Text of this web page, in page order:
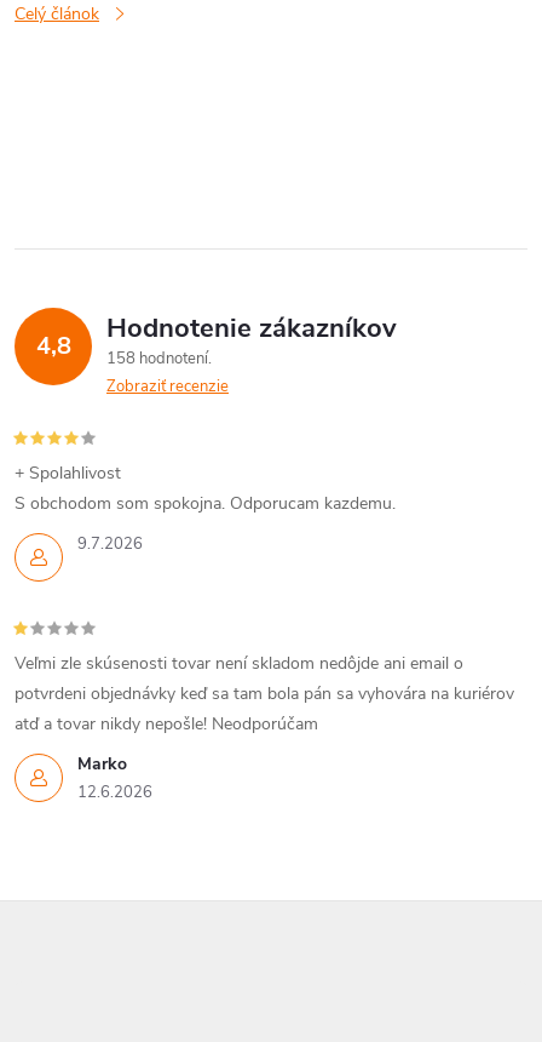
Celý článok
l
d
a
c
i
e
p
r
v
k
y
4,8 Hodnotenie zákazníkov
158 hodnotení
Zobraziť recenzie
9.7.2026
+ Spolahlivost
S obchodom som spokojna. Odporucam kazdemu.
Marko
12.6.2026
Veľmi zle skúsenosti tovar není skladom nedôjde ani email o
potvrdeni objednávky keď sa tam bola pán sa vyhovára na kuriérov
atď a tovar nikdy nepošle! Neodporúčam